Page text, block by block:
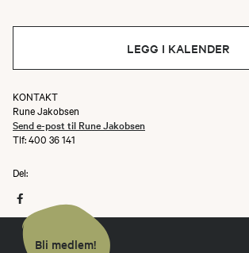
LEGG I KALENDER
KONTAKT
Rune Jakobsen
Send e-post til Rune Jakobsen
Tlf: 400 36 141
Del:
Bli medlem!